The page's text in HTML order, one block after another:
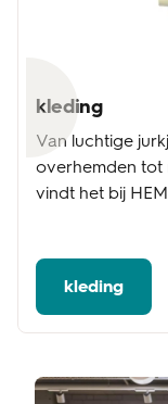
kleding
Van luchtige
overhemden tot
vindt het bij
kleding